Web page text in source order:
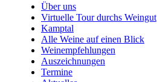
Über uns
Virtuelle Tour durchs Weingut
Kamptal
Alle Weine auf einen Blick
Weinempfehlungen
Auszeichnungen
Termine